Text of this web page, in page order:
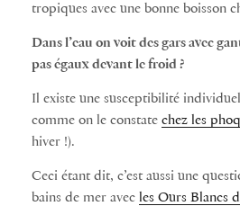
tropiques avec une bonne boisson
Dans l’eau on voit des gars avec
pas égaux devant le froid ?
Il existe une susceptibilité
comme on le constate chez les
hiver !).
Ceci étant dit, c’est aussi une
bains de mer avec les Ours Blancs